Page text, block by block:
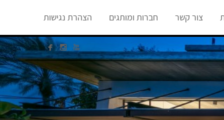
צור קשר חברות ומותגים הצהרת נגישות
